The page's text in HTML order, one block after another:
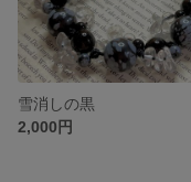
雪消しの黒
2,000円